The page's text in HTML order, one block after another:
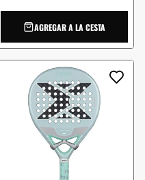
AGREGAR A LA CESTA